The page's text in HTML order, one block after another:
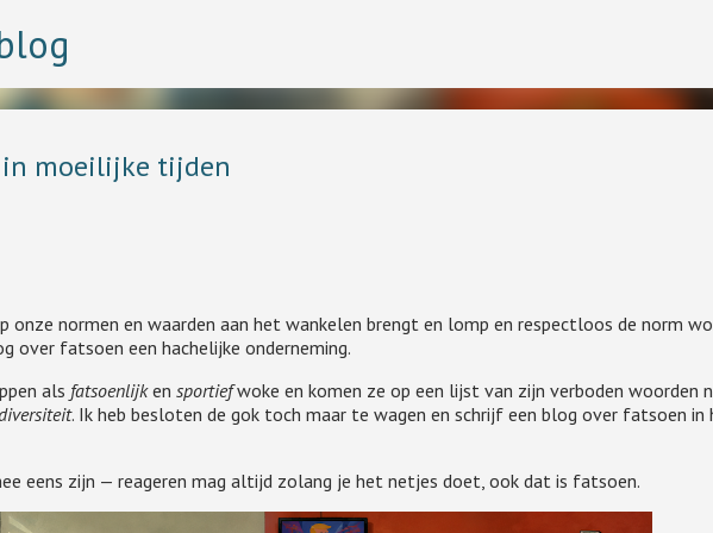
en één van de mooist klinkende theorieën vond ik de fundamentele attributiefout . Dat klinkt alsof
altijd fundamenteel de fout in gaan, maar het staat voor iets heel anders.
moeilijke tijden
onze normen en waarden aan het wankelen brengt en lomp en respectloos de norm
over fatsoen een hachelijke onderneming.
als fatsoenlijken sportiefwoke en komen ze op een lijst van zijn verboden woorden
. Ik heb besloten de gok toch maar te wagen en schrijf een blog over fatsoen in
eens zijn — reageren mag altijd zolang je het netjes doet, ook dat is fatsoen.